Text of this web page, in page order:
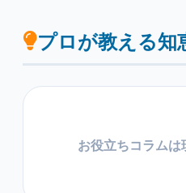
プロが教える知
お役立ちコラムは